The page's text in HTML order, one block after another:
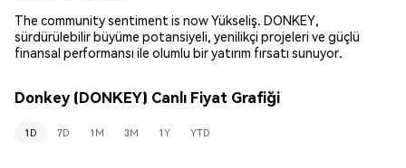
The community sentiment is now Yükseliş. DONKEY,
sürdürülebilir büyüme potansiyeli, yenilikçi projeleri ve güçlü
finansal performansı ile olumlu bir yatırım fırsatı sunuyor.
Donkey (DONKEY) Canlı Fiyat Grafiği
1D 7D 1M 3M 1Y YTD